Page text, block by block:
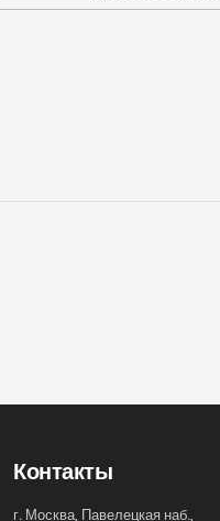
Контакты
г. Москва, Павелецкая наб.,